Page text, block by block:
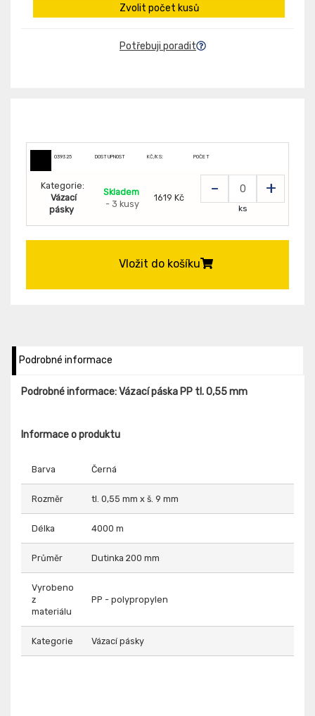
Zvolit počet kusů
Potřebuji poradit
039325 DOSTUPNOST KČ/KS: POČET
Kategorie:
Vázací
pásky
Skladem
- 3 kusy
1619 Kč - +
ks
Vložit do košíku
Podrobné informace
Podrobné informace: Vázací páska PP tl. 0,55 mm
Informace o produktu
Barva Černá
Rozměr tl. 0,55 mm x š. 9 mm
Délka 4000 m
Průměr Dutinka 200 mm
Vyrobeno
z
materiálu
PP - polypropylen
Kategorie Vázací pásky